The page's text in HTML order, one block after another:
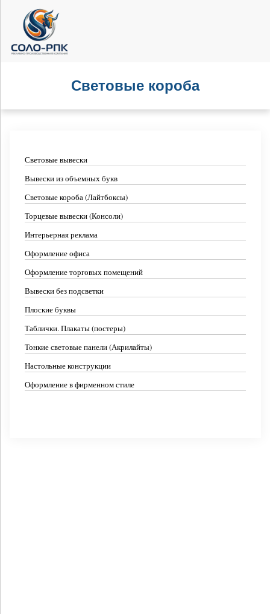
Световые короба
Световые вывески
Вывески из объемных букв
Световые короба (Лайтбоксы)
Торцевые вывески (Консоли)
Интерьерная реклама
Оформление офиса
Оформление торговых помещений
Вывески без подсветки
Плоские буквы
Таблички. Плакаты (постеры)
Тонкие световые панели (Акрилайты)
Настольные конструкции
Оформление в фирменном стиле